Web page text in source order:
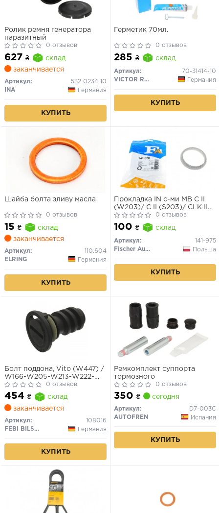
Ролик ремня генератора
паразитный
0 отзывов
627 ₴
склад
заканчивается
Артикул:
532 0234 10
INA
Германия
КУПИТЬ
Герметик 70мл.
0 отзывов
285 ₴ склад
Артикул:
70-31414-10
VICTOR REINZ
Германия
КУПИТЬ
Шайба болта зливу масла
0 отзывов
15 ₴
склад
заканчивается
Артикул:
110.604
ELRING
Германия
КУПИТЬ
Прокладка IN с-ми MB C II
(W203)/ C II (S203)/ CLK II
(C209)/ E II (W210)/ E II
(S210) 99-
0 отзывов
100 ₴ склад
Артикул:
141-975
Fischer Automotive One (FA1)
Польша
КУПИТЬ
Болт поддона, Vito (W447) /
W166-W205-W213-W222-
W223, (OM 642-651-654-
656), (пластик)
0 отзывов
454 ₴
склад
заканчивается
Артикул:
108016
FEBI BILSTEIN
Германия
КУПИТЬ
Ремкомплект суппорта
тормозного
0 отзывов
350 ₴ сегодня
Артикул:
D7-003C
AUTOFREN
Испания
КУПИТЬ